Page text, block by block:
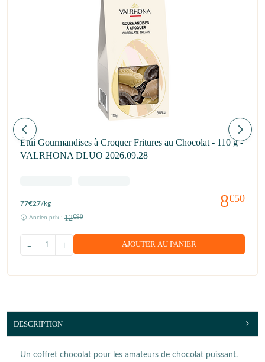
Étui Gourmandises à Croquer Fritures au Chocolat - 110 g -
VALRHONA DLUO 2026.09.28
8€50
77€27/kg
Ancien prix : 12€90
+
- AJOUTER AU PANIER
DESCRIPTION
Un coffret chocolat pour les amateurs de chocolat puissant.